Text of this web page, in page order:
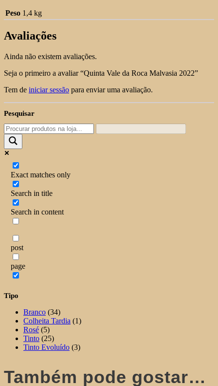
Peso 1,4 kg
Avaliações
Ainda não existem avaliações.
Seja o primeiro a avaliar “Quinta Vale da Roca Malvasia 2022”
Tem de iniciar sessão para enviar uma avaliação.
Pesquisar
Exact matches only
Search in title
Search in content
post
page
Tipo
Branco (34)
Colheita Tardia (1)
Rosé (5)
Tinto (25)
Tinto Evoluído (3)
Também pode gostar…